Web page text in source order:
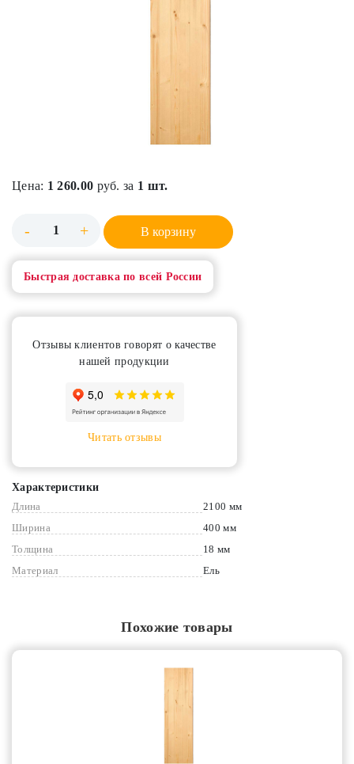
Цена: 1 260.00 руб. за 1 шт.
- + В корзину
Быстрая доставка по всей России
Отзывы клиентов говорят о качестве
нашей продукции
Читать отзывы
Характеристики
Длина
2100 мм
Ширина
400 мм
Толщина
18 мм
Материал
Ель
Похожие товары